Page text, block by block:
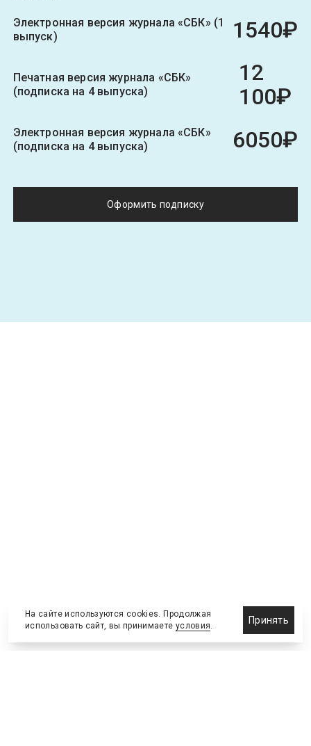
Электронная версия журнала «СБК» (1
выпуск)
1540₽
Печатная версия журнала «СБК»
(подписка на 4 выпуска)
12
100₽
Электронная версия журнала «СБК»
(подписка на 4 выпуска)
6050₽
Оформить подписку
На сайте используются cookies. Продолжая
использовать сайт, вы принимаете условия.
Принять